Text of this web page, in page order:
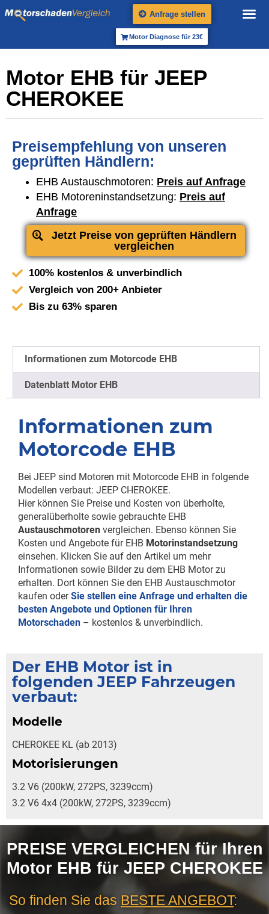
Anfrage stellen
Motor Diagnose für 23€
Motor EHB für JEEP
CHEROKEE
Preisempfehlung von unseren
geprüften Händlern:
EHB Austauschmotoren: Preis auf Anfrage
EHB Motoreninstandsetzung: Preis auf
Anfrage
Jetzt Preise von geprüften Händlern
vergleichen
100% kostenlos & unverbindlich
Vergleich von 200+ Anbieter
Bis zu 63% sparen
Informationen zum Motorcode EHB
Datenblatt Motor EHB
Informationen zum
Motorcode EHB
Bei JEEP sind Motoren mit Motorcode EHB in folgende
Modellen verbaut: JEEP CHEROKEE.
Hier können Sie Preise und Kosten von überholte,
generalüberholte sowie gebrauchte EHB
Austauschmotoren vergleichen. Ebenso können Sie
Kosten und Angebote für EHB Motorinstandsetzung
einsehen. Klicken Sie auf den Artikel um mehr
Informationen sowie Bilder zu dem EHB Motor zu
erhalten. Dort können Sie den EHB Austauschmotor
kaufen oderSie stellen eine Anfrage und erhalten die
besten Angebote und Optionen für Ihren
Motorschaden – kostenlos & unverbindlich.
Der EHB Motor ist in
folgenden JEEP Fahrzeugen
verbaut:
Modelle
CHEROKEE KL (ab 2013)
Motorisierungen
3.2 V6 (200kW, 272PS, 3239ccm)
3.2 V6 4x4 (200kW, 272PS, 3239ccm)
PREISE VERGLEICHEN für Ihren
Motor EHB für JEEP CHEROKEE
So finden Sie das BESTE ANGEBOT: